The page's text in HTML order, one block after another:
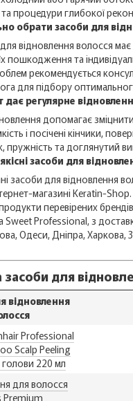
процедури глибокої
обрати засоби для
відновлення волосся має
пошкодження та
рекомендується
для підбору
регулярне
допомагає
і посічені кінчики,
пружність та доглянутий
засоби для
засоби для відновлення
магазині Keratin-Shop.
перевірених
Sweet Professional, з
Одеси, Дніпра, Харкова,
засоби для
відновлення
Professional
Scalp Peeling
220 мл
для волосся
Premium